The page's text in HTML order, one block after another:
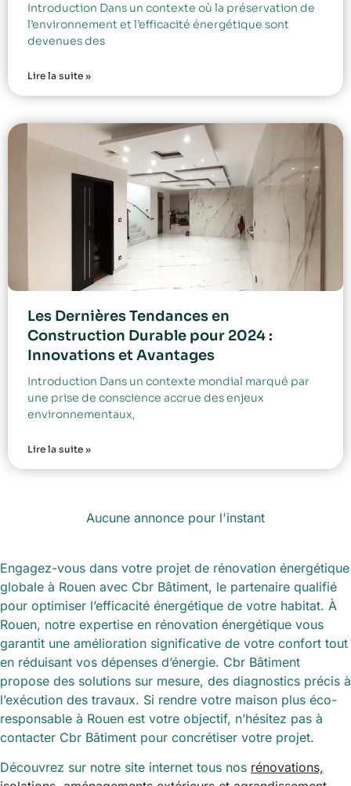
Introduction Dans un contexte où la préservation de
l’environnement et l’efficacité énergétique sont
devenues des
Lire la suite »
Les Dernières Tendances en
Construction Durable pour 2024 :
Innovations et Avantages
Introduction Dans un contexte mondial marqué par
une prise de conscience accrue des enjeux
environnementaux,
Lire la suite »
Aucune annonce pour l'instant
Engagez-vous dans votre projet de rénovation énergétique
globale à Rouen avec Cbr Bâtiment, le partenaire qualifié
pour optimiser l’efficacité énergétique de votre habitat. À
Rouen, notre expertise en rénovation énergétique vous
garantit une amélioration significative de votre confort tout
en réduisant vos dépenses d’énergie. Cbr Bâtiment
propose des solutions sur mesure, des diagnostics précis à
l’exécution des travaux. Si rendre votre maison plus éco-
responsable à Rouen est votre objectif, n’hésitez pas à
contacter Cbr Bâtiment pour concrétiser votre projet.
Découvrez sur notre site internet tous nos rénovations,